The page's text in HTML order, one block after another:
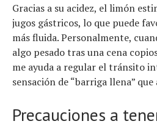
Gracias a su acidez, el limón
jugos gástricos, lo que puede
más fluida. Personalmente,
algo pesado tras una cena
me ayuda a regular el tránsito
sensación de “barriga llena” que
Precauciones a